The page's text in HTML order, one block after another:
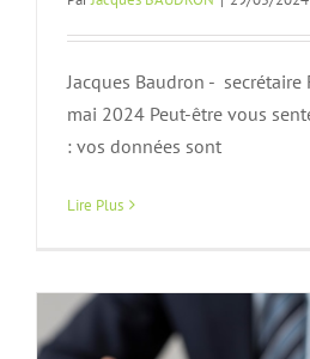
Jacques Baudron - secrétaire
mai 2024 Peut-être vous
: vos données sont
Lire Plus
Monnaies
Centrale – 17 mai à